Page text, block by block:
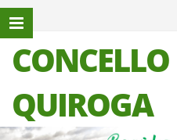
CONCELLO
QUIROGA